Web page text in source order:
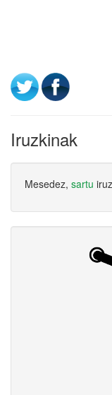
Iruzkinak
Mesedez, sartu